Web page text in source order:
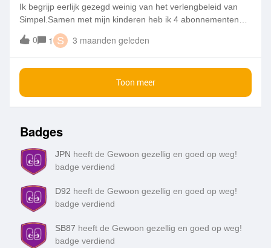
Ik begrijp eerlijk gezegd weinig van het verlengbeleid van
Simpel.Samen met mijn kinderen heb ik 4 abonnementen
die nu verlengd kunnen worden. Ik ging er vanuit: verlengen
voor 2 jaar, logisch.Maar dan zie je het aanbod voor nieuwe
klanten en dat verschil is écht fors.Even concreet:Bij de 40
MB deal krijgen nieuwe klanten ongeveer €80 voordeel per
persoon Voor 4 abonnementen is dat €320 voordeel Na een
telefoontje naar de klantenservice krijg je als bestaande
klant wel iets extra’s, echter is de korting niet voor 12 maar
klanten van €42Kort samengevat “wilt u alstublieft klant
blijven voor €168 extra”Dat voelt echt als stank voor dank.Ik
snap dat nieuwe klanten geworven moeten worden, maar dit
verschil is niet meer uit te leggen als klantenbinding.Ben
benieuwd hoe anderen dit ervaren.
0 1 S 3 maanden geleden
Toon meer
Badges
JPN heeft de Gewoon gezellig en goed op weg!
badge verdiend
D92 heeft de Gewoon gezellig en goed op weg!
badge verdiend
SB87 heeft de Gewoon gezellig en goed op weg!
badge verdiend